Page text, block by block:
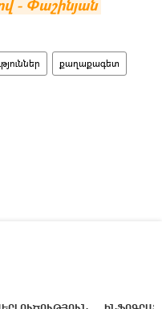
- Փաշինյան
քաղաքագետ